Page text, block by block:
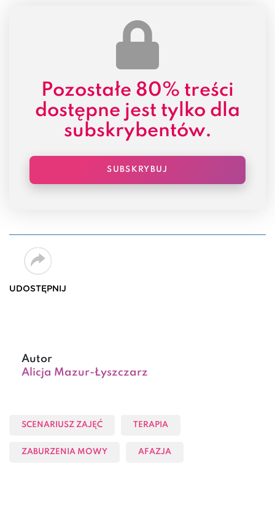
Pozostałe 80% treści
dostępne jest tylko dla
subskrybentów.
SUBSKRYBUJ
UDOSTĘPNIJ
Autor
Alicja Mazur-Łyszczarz
SCENARIUSZ ZAJĘĆ TERAPIA
ZABURZENIA MOWY AFAZJA